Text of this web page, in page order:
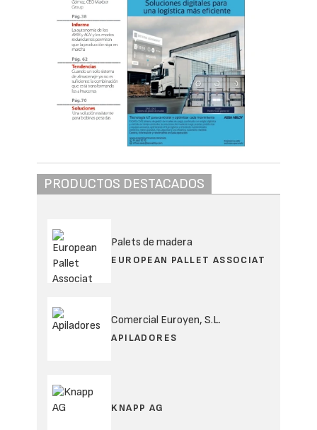
PRODUCTOS DESTACADOS
Palets de madera
EUROPEAN PALLET ASSOCIAT
Comercial Euroyen, S.L.
APILADORES
KNAPP AG